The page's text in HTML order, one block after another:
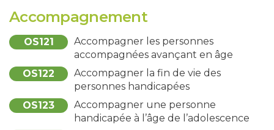
Accompagnement
OS121
Accompagner les personnes
accompagnées avançant en âge
OS122
Accompagner la fin de vie des
personnes handicapées
OS123
Accompagner une personne
handicapée à l’âge de l’adolescence